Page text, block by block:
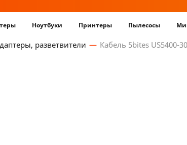
Ноутбуки Принтеры Пылесосы
разветвители Кабель 5bites US5400-